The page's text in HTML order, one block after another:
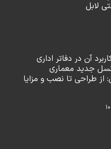
لابل
آن در دفاتر اداری
جدید معماری
طراحی تا نصب و مزایا